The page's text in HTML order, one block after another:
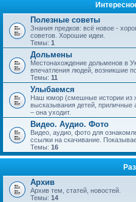
Полезные советы
Знания предков: всё новое -
советов. Хорошие идеи.
Темы: 1
Дольмены
Местонахождение дольменов в
впечатления людей, возникшие
Темы: 11
Улыбаемся
Наш юмор (смешные истории из
высказывания детей,
– она уходит.
Видео. Аудио. Фото
Видео, аудио, фото для
ссылки на скачивание.
Темы: 16
Архив
Архив тем, статей, новостей.
Темы: 14